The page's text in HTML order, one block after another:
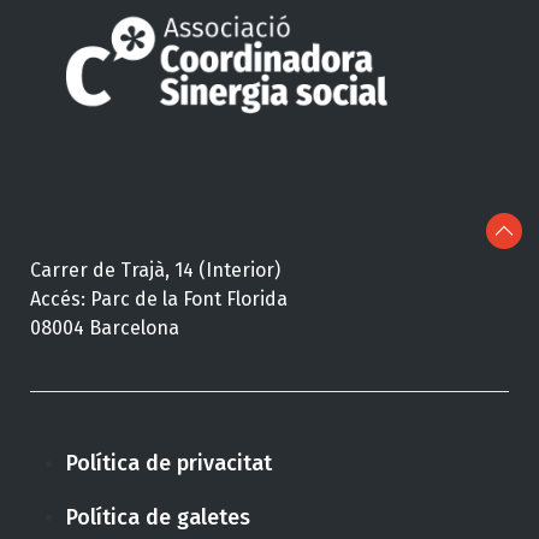
Carrer de Trajà, 14 (Interior)
Accés: Parc de la Font Florida
08004 Barcelona
Política de privacitat
Política de galetes